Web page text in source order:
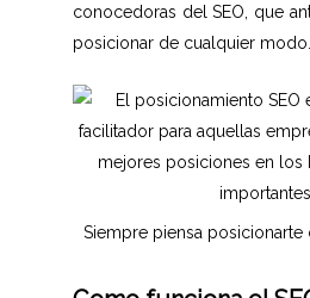
conocedoras del SEO, que
posicionar de cualquier modo.
Siempre piensa